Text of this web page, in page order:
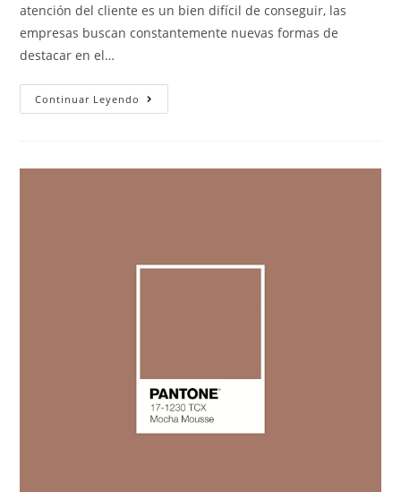
atención del cliente es un bien difícil de conseguir, las
empresas buscan constantemente nuevas formas de
destacar en el…
Continuar Leyendo